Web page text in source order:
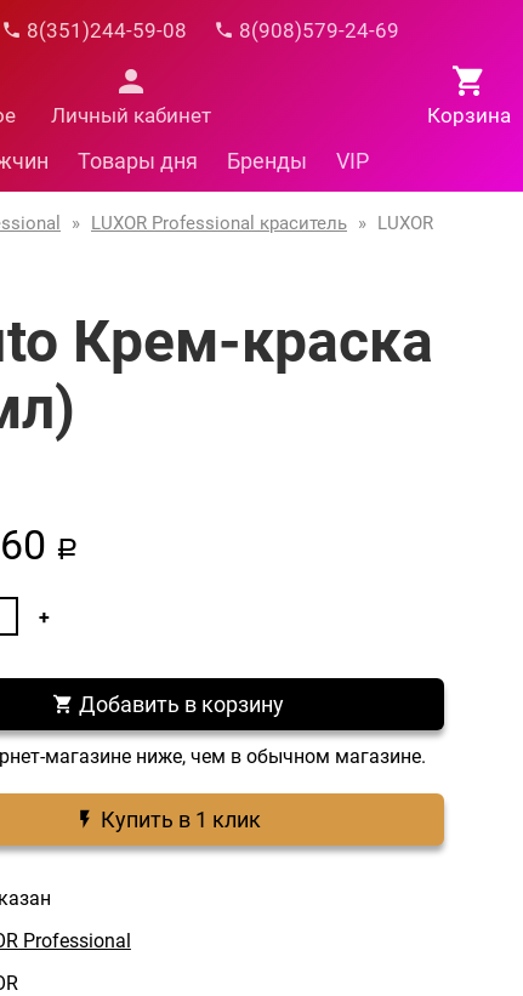
8(351)244-59-08 8(908)579-24-69
Корзина
Личный кабинет
Товары дня Бренды VIP
» LUXOR Professional краситель » LUXOR
Крем-краска
a
Добавить в корзину
магазине ниже, чем в обычном магазине.
Купить в 1 клик
Professional